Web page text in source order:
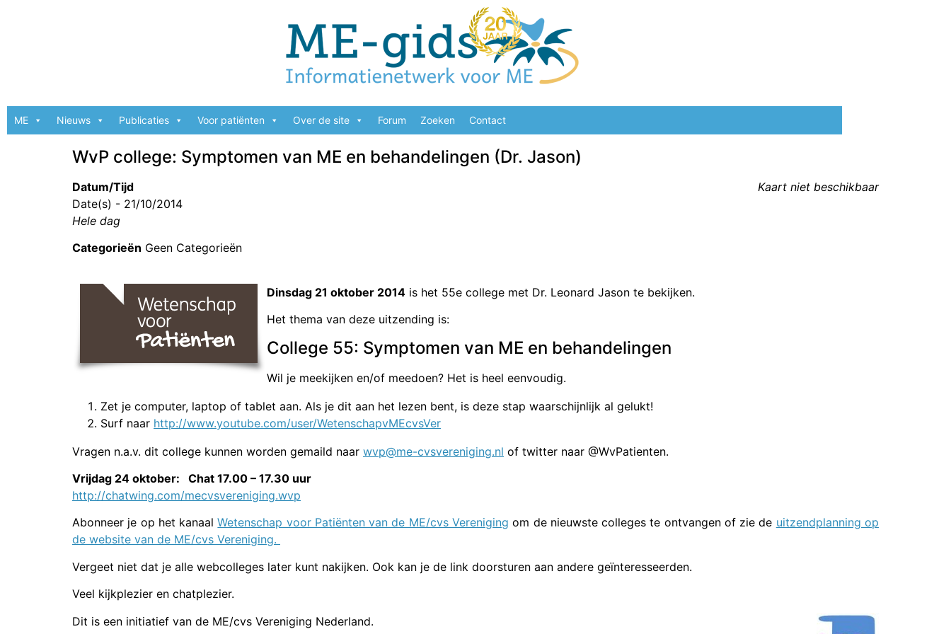
ME Nieuws Publicaties Voor patiënten Over de site Forum Zoeken Contact
WvP college: Symptomen van ME en behandelingen (Dr. Jason)
Kaart niet beschikbaar
Datum/Tijd
Date(s) - 21/10/2014
Hele dag
Categorieën Geen Categorieën
Dinsdag 21 oktober 2014 is het 55e college met Dr. Leonard Jason te bekijken.
Het thema van deze uitzending is:
College 55: Symptomen van ME en behandelingen
Wil je meekijken en/of meedoen? Het is heel eenvoudig.
Zet je computer, laptop of tablet aan. Als je dit aan het lezen bent, is deze stap waarschijnlijk al gelukt!
Surf naar http://www.youtube.com/user/WetenschapvMEcvsVer
Vragen n.a.v. dit college kunnen worden gemaild naar wvp@me-cvsvereniging.nl of twitter naar @WvPatienten.
Vrijdag 24 oktober: Chat 17.00 – 17.30 uur
http://chatwing.com/mecvsvereniging.wvp
Abonneer je op het kanaalWetenschap voor Patiënten van de ME/cvs Vereniging om de nieuwste colleges te ontvangen of zie de uitzendplanning op
de website van de ME/cvs Vereniging.
Vergeet niet dat je alle webcolleges later kunt nakijken. Ook kan je de link doorsturen aan andere geïnteresseerden.
Veel kijkplezier en chatplezier.
Dit is een initiatief van de ME/cvs Vereniging Nederland.